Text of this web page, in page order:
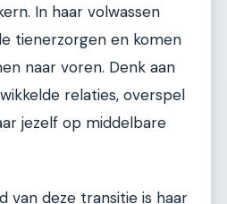
In haar volwassen
tienerzorgen en komen
naar voren. Denk aan
relaties, overspel
jezelf op middelbare
van deze transitie is haar